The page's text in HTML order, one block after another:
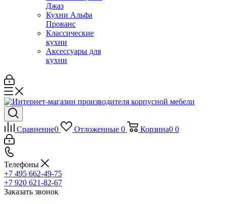
Джаз
Кухни Альфа
Прованс
Классические
кухни
Аксессуары для
кухни
Сравнение0 Отложенные 0 Корзина0 0
Телефоны
+7 495 662-49-75
+7 920 621-82-67
Заказать звонок